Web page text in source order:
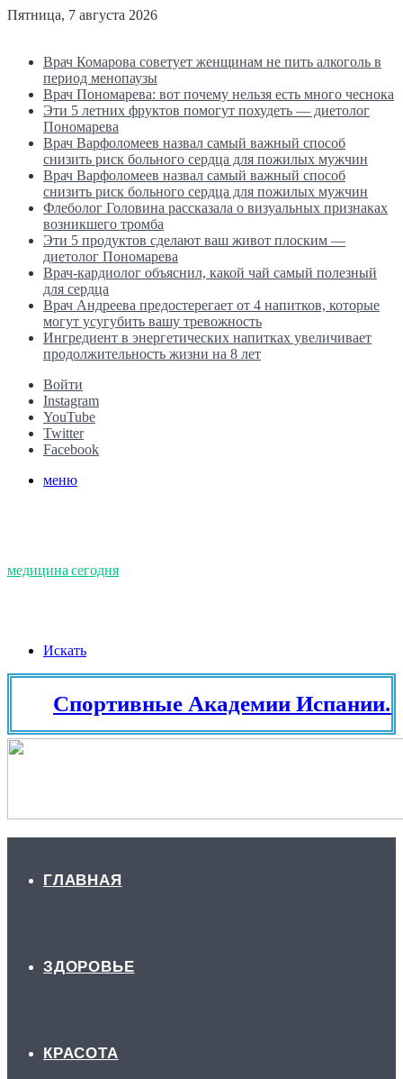
Пятница, 7 августа 2026
Врач Комарова советует женщинам не пить алкоголь в
период менопаузы
Врач Пономарева: вот почему нельзя есть много чеснока
Эти 5 летних фруктов помогут похудеть — диетолог
Пономарева
Врач Варфоломеев назвал самый важный способ
снизить риск больного сердца для пожилых мужчин
Врач Варфоломеев назвал самый важный способ
снизить риск больного сердца для пожилых мужчин
Флеболог Головина рассказала о визуальных признаках
возникшего тромба
Эти 5 продуктов сделают ваш живот плоским —
диетолог Пономарева
Врач-кардиолог объяснил, какой чай самый полезный
для сердца
Врач Андреева предостерегает от 4 напитков, которые
могут усугубить вашу тревожность
Ингредиент в энергетических напитках увеличивает
продолжительность жизни на 8 лет
Войти
Instagram
YouTube
Twitter
Facebook
меню
медицина сегодня
Искать
Спортивные Академии Испании.
ГЛАВНАЯ
ЗДОРОВЬЕ
КРАСОТА